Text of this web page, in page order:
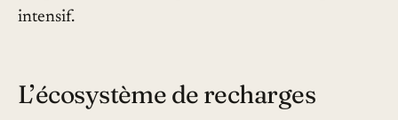
intensif.
L’écosystème de recharges